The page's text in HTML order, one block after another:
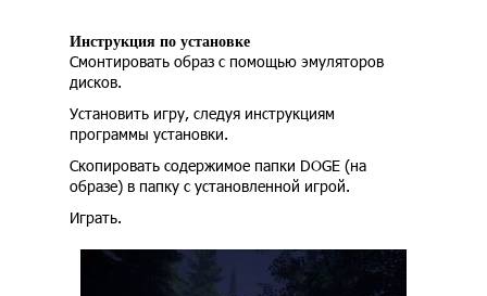
Инструкция по установке
Смонтировать образ с помощью эмуляторов
дисков.
Установить игру, следуя инструкциям
программы установки.
Скопировать содержимое папки DOGE (на
образе) в папку с установленной игрой.
Играть.